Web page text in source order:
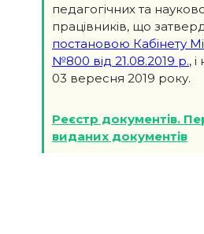
педагогічних та
працівників, що
постановою Кабінету
№800 від 21.08.2019 р.,
03 вересня 2019 року.
Реєстр документів.
виданих документів